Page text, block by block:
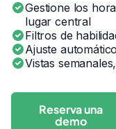
Gestione los
lugar central
Filtros de
Ajuste
Vistas
Reserva una
demo